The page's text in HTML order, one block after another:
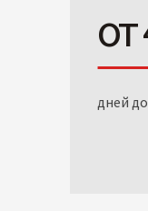
от
дней